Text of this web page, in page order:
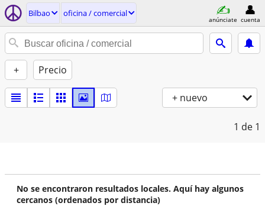
Bilbao oficina / comercial
anúnciate cuenta
+ Precio
+ nuevo
1 de 1
No se encontraron resultados locales. Aquí hay algunos
cercanos (ordenados por distancia)